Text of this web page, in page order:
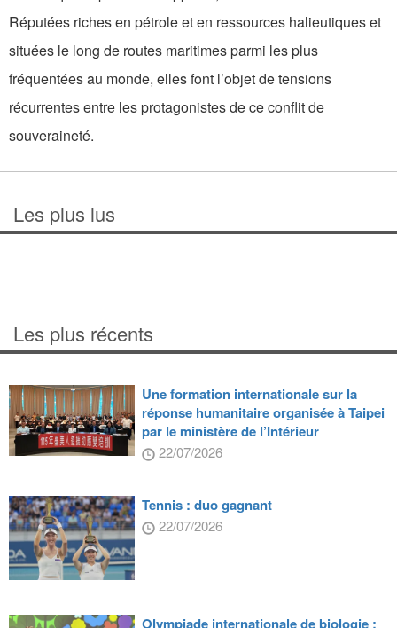
Réputées riches en pétrole et en ressources halieutiques et
situées le long de routes maritimes parmi les plus
fréquentées au monde, elles font l’objet de tensions
récurrentes entre les protagonistes de ce conflit de
souveraineté.
Les plus lus
Les plus récents
Une formation internationale sur la
réponse humanitaire organisée à Taipei
par le ministère de l’Intérieur
22/07/2026
Tennis : duo gagnant
22/07/2026
Olympiade internationale de biologie :